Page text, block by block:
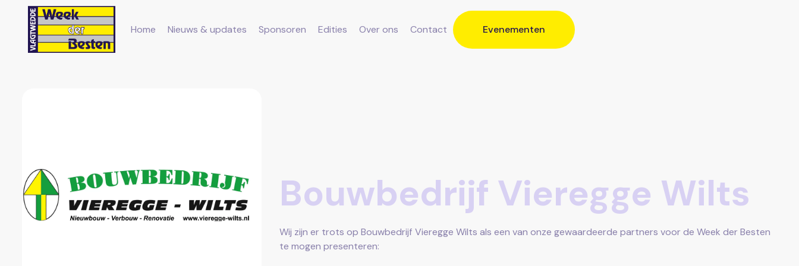
Home Nieuws & updates Sponsoren Edities Over ons Contact Evenementen
Bouwbedrijf Vieregge Wilts
Wij zijn er trots op Bouwbedrijf Vieregge Wilts als een van onze gewaardeerde partners voor de Week der Besten
te mogen presenteren: